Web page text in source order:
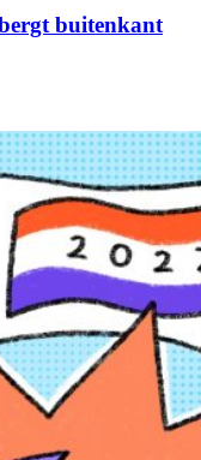
buitenkant